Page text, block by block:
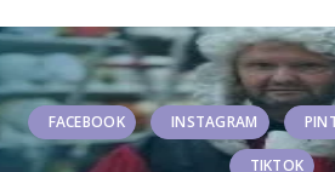
FACEBOOK INSTAGRAM
TIKTOK